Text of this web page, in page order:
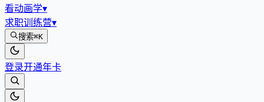
看动画学▾
求职训练营▾
搜索⌘K
登录开通年卡